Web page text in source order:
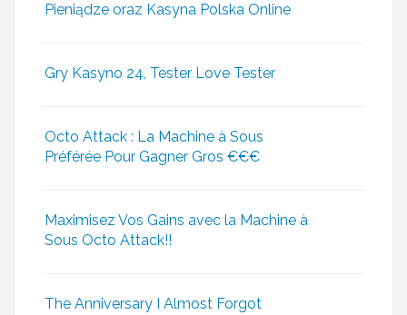
Pieniądze oraz Kasyna Polska Online
Gry Kasyno 24, Tester Love Tester
Octo Attack : La Machine à Sous
Préférée Pour Gagner Gros €€€
Maximisez Vos Gains avec la Machine à
Sous Octo Attack!!
The Anniversary I Almost Forgot